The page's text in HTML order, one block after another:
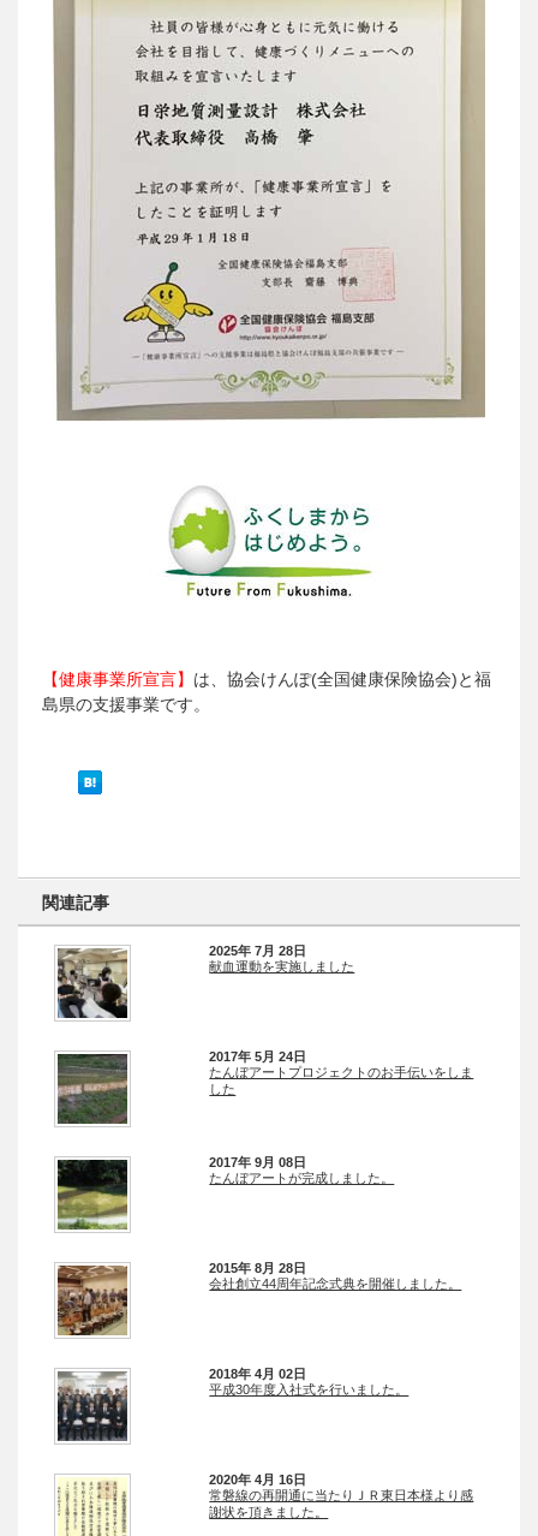
【健康事業所宣言】 は、協会けんぽ(全国健康保険協会)と福
島県の支援事業です。
関連記事
2025年 7月 28日
献血運動を実施しました
2017年 5月 24日
たんぼアートプロジェクトのお手伝いをしま
した
2017年 9月 08日
たんぼアートが完成しました。
2015年 8月 28日
会社創立44周年記念式典を開催しました。
2018年 4月 02日
平成30年度入社式を行いました。
2020年 4月 16日
常磐線の再開通に当たりＪＲ東日本様より感
謝状を頂きました。